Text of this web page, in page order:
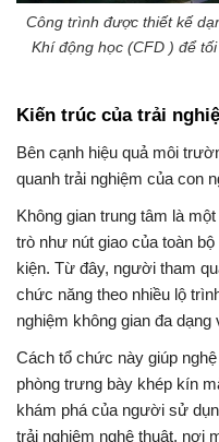
Công trình được thiết kế
Khí động học (CFD ) để
Kiến trúc của trải
Bên cạnh hiệu quả môi
quanh trải nghiệm của con
Không gian trung tâm là
trò như nút giao của toàn
kiện. Từ đây, người tham
chức năng theo nhiều lộ
nghiệm không gian đa dạng
Cách tổ chức này giúp
phòng trưng bày khép kín
khám phá của người sử
trải nghiệm nghệ thuật, nơi